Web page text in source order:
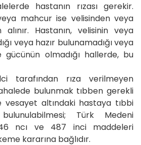
hastanın rızası gerekir.
mahcur ise velisinden veya
alınır. Hastanın, velisinin veya
veya hazır bulunamadığı veya
gücünün olmadığı hallerde, bu
tarafından rıza verilmeyen
bulunmak tıbben gerekli
vesayet altındaki hastaya tıbbi
Türk Medeni
ncı ve 487 inci maddeleri
kararına bağlıdır.